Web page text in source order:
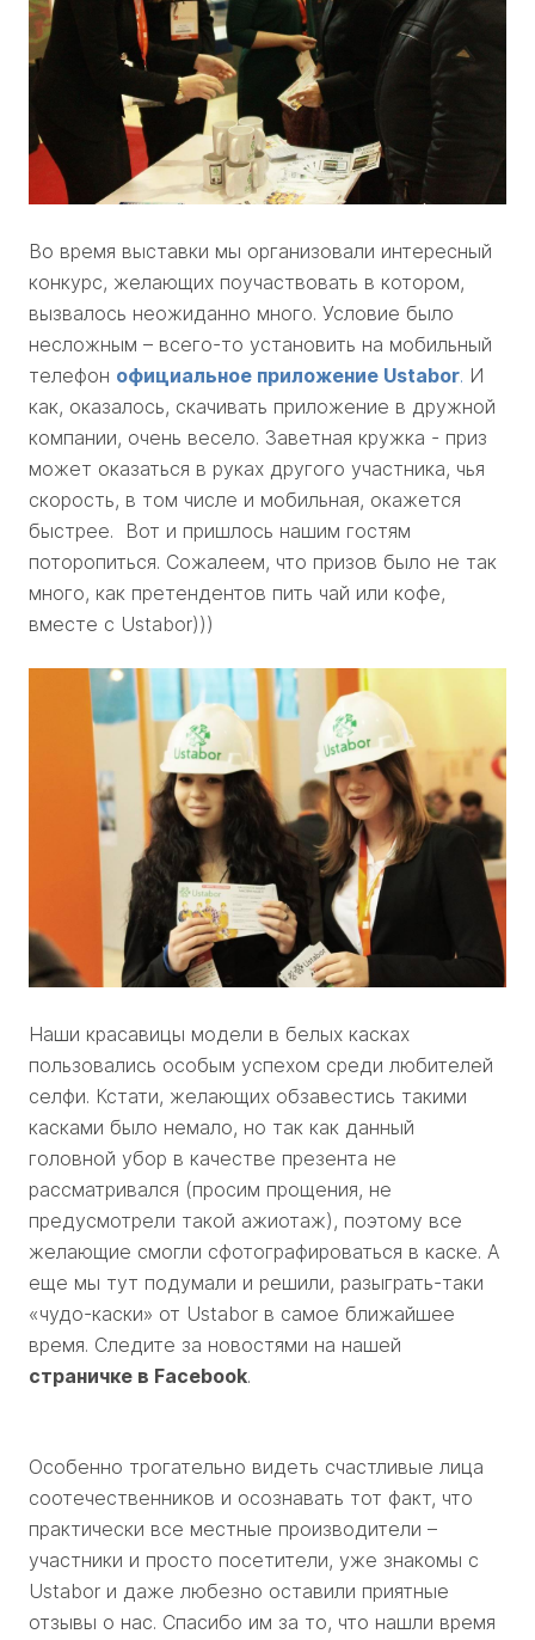
Во время выставки мы организовали интересный
конкурс, желающих поучаствовать в котором,
вызвалось неожиданно много. Условие было
несложным – всего-то установить на мобильный
телефон официальное приложение Ustabor. И
как, оказалось, скачивать приложение в дружной
компании, очень весело. Заветная кружка - приз
может оказаться в руках другого участника, чья
скорость, в том числе и мобильная, окажется
быстрее. Вот и пришлось нашим гостям
поторопиться. Сожалеем, что призов было не так
много, как претендентов пить чай или кофе,
вместе с Ustabor)))
Наши красавицы модели в белых касках
пользовались особым успехом среди любителей
селфи. Кстати, желающих обзавестись такими
касками было немало, но так как данный
головной убор в качестве презента не
рассматривался (просим прощения, не
предусмотрели такой ажиотаж), поэтому все
желающие смогли сфотографироваться в каске. А
еще мы тут подумали и решили, разыграть-таки
«чудо-каски» от Ustabor в самое ближайшее
время. Следите за новостями на нашей
страничке в Facebook.
Особенно трогательно видеть счастливые лица
соотечественников и осознавать тот факт, что
практически все местные производители –
участники и просто посетители, уже знакомы с
Ustabor и даже любезно оставили приятные
отзывы о нас. Спасибо им за то, что нашли время